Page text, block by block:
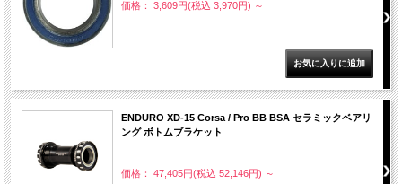
価格： 3,609円(税込 3,970円) ～
ENDURO XD-15 Corsa / Pro BB BSA セラミックベアリ
ング ボトムブラケット
価格： 47,405円(税込 52,146円) ～